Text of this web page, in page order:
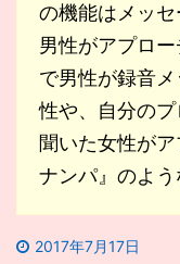
の機能はメッ
男性がアプロ
で男性が録音
性や、自分の
聞いた女性が
ナンパ』のよう
2017年7月17日